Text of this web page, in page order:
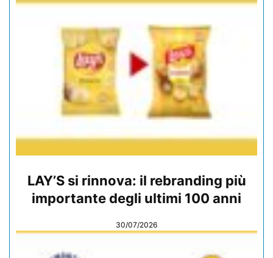
LAY’S si rinnova: il rebranding più
importante degli ultimi 100 anni
30/07/2026